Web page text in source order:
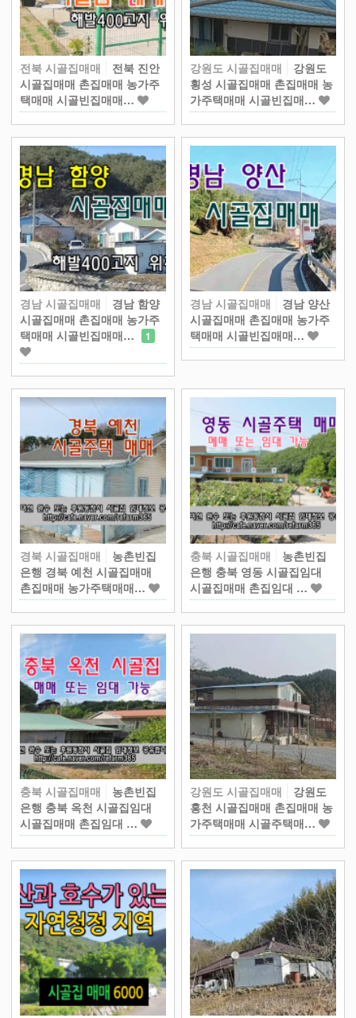
전북 시골집매매
전북 진안
시골집매매 촌집매매 농가주
택매매 시골빈집매매…
강원도 시골집매매
강원도
횡성 시골집매매 촌집매매 농
가주택매매 시골빈집매…
경남 시골집매매
경남 함양
시골집매매 촌집매매 농가주
택매매 시골빈집매매…
1
경남 시골집매매
경남 양산
시골집매매 촌집매매 농가주
택매매 시골빈집매매…
경북 시골집매매
농촌빈집
은행 경북 예천 시골집매매
촌집매매 농가주택매매…
충북 시골집매매
농촌빈집
은행 충북 영동 시골집임대
시골집매매 촌집임대 …
충북 시골집매매
농촌빈집
은행 충북 옥천 시골집임대
시골집매매 촌집임대 …
강원도 시골집매매
강원도
홍천 시골집매매 촌집매매 농
가주택매매 시골주택매…